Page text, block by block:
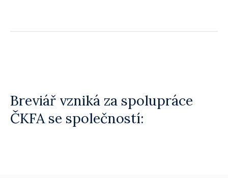
Breviář vzniká za spolupráce
ČKFA se společností: